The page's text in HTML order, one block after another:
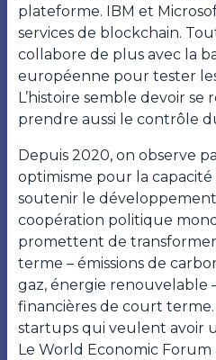
plateforme. IBM et
services de blockchain.
collabore de plus avec la
européenne pour tester
L’histoire semble devoir se
prendre aussi le contrôle
Depuis 2020, on observe
optimisme pour la
soutenir le
coopération politique
promettent de
terme – émissions de
gaz, énergie renouvelable
financières de court
startups qui veulent avoir
Le World Economic Forum